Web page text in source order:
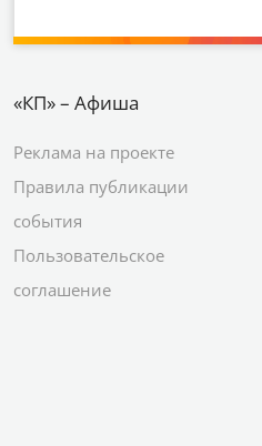
«КП» – Афиша
Реклама на проекте
Правила публикации
события
Пользовательское
соглашение